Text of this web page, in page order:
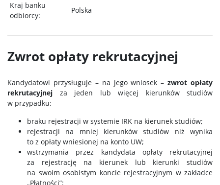
Kraj banku
odbiorcy:
Polska
Zwrot opłaty rekrutacyjnej
Kandydatowi przysługuje – na jego wniosek –zwrot opłaty
rekrutacyjnej za jeden lub więcej kierunków studiów
w przypadku:
braku rejestracji w systemie IRK na kierunek studiów;
rejestracji na mniej kierunków studiów niż wynika
to z opłaty wniesionej na konto UW;
wstrzymania przez kandydata opłaty rekrutacyjnej
za rejestrację na kierunek lub kierunki studiów
na swoim osobistym koncie rejestracyjnym w zakładce
„Płatności”;